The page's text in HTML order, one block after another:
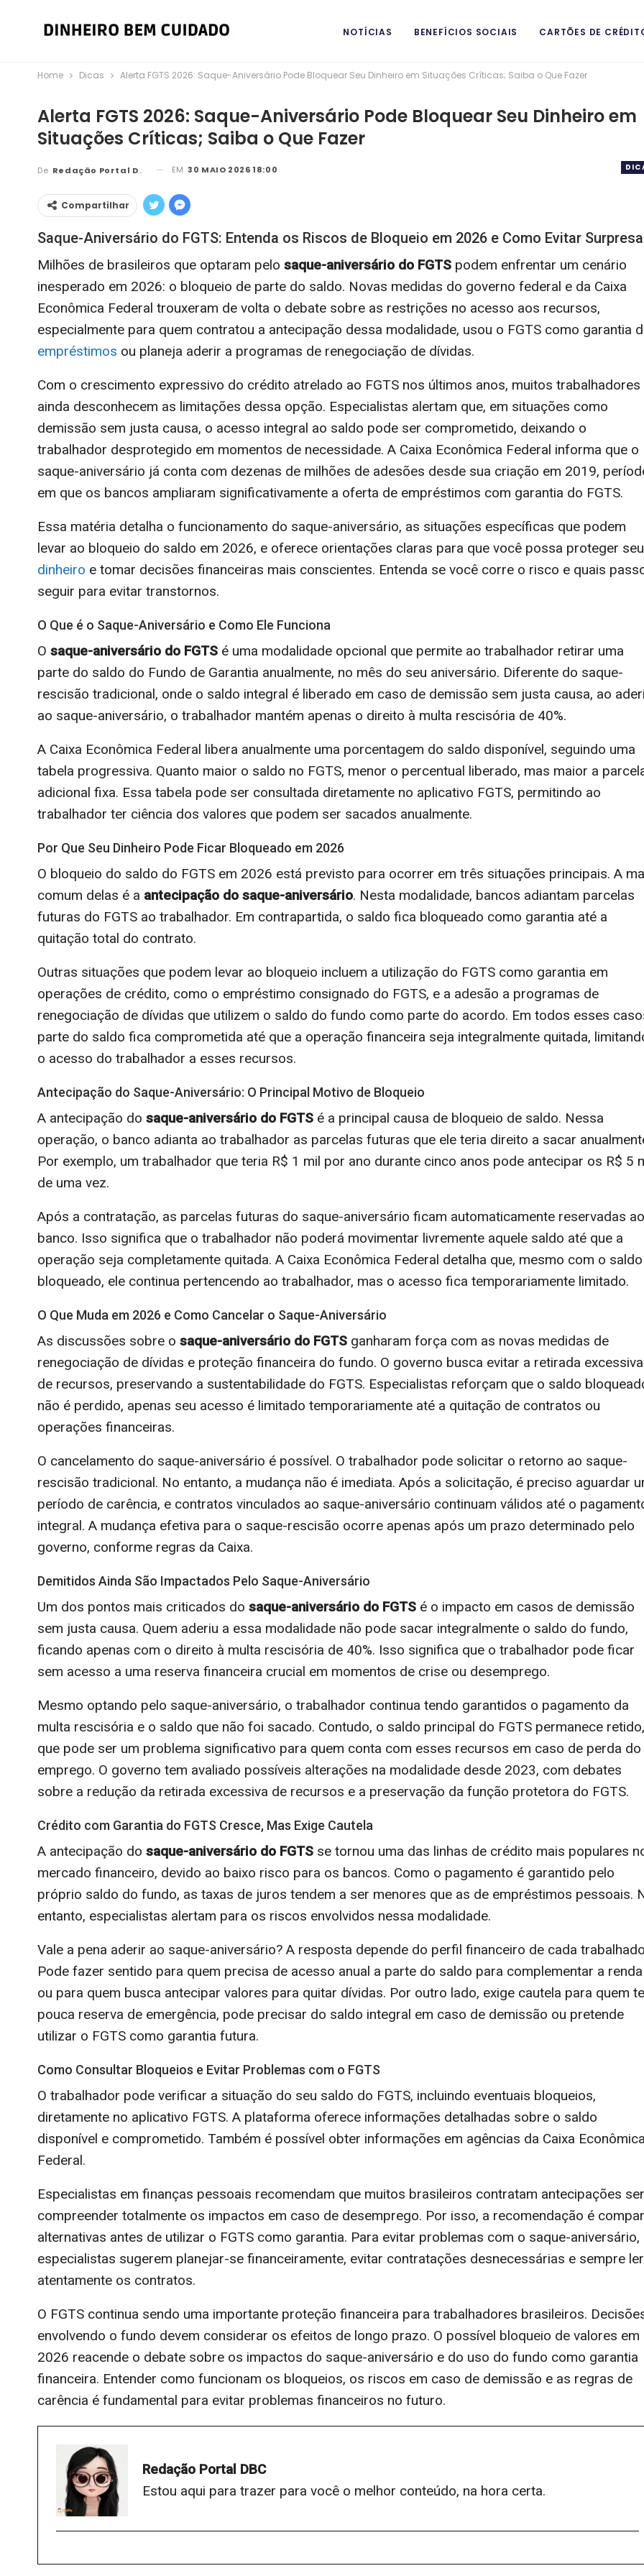
NOTÍCIAS BENEFÍCIOS SOCIAIS CARTÕES DE
Home Dicas Alerta FGTS 2026: Saque-Aniversário Pode Bloquear Seu Dinheiro em Situações Críticas; Saiba o Que Fazer
Alerta FGTS 2026: Saque-Aniversário Pode Bloquear Seu Dinheiro em
Situações Críticas; Saiba o Que Fazer
De Redação Portal DBC EM 30 MAIO 2026 18:00
Compartilhar
Saque-Aniversário do FGTS: Entenda os Riscos de Bloqueio em 2026 e Como Evitar
Milhões de brasileiros que optaram pelo saque-aniversário do FGTS podem enfrentar um cenário
inesperado em 2026: o bloqueio de parte do saldo. Novas medidas do governo federal e da Caixa
Econômica Federal trouxeram de volta o debate sobre as restrições no acesso aos recursos,
especialmente para quem contratou a antecipação dessa modalidade, usou o FGTS como garantia
empréstimos ou planeja aderir a programas de renegociação de dívidas.
Com o crescimento expressivo do crédito atrelado ao FGTS nos últimos anos, muitos trabalhadores
ainda desconhecem as limitações dessa opção. Especialistas alertam que, em situações como
demissão sem justa causa, o acesso integral ao saldo pode ser comprometido, deixando o
trabalhador desprotegido em momentos de necessidade. A Caixa Econômica Federal informa que o
saque-aniversário já conta com dezenas de milhões de adesões desde sua criação em 2019,
em que os bancos ampliaram significativamente a oferta de empréstimos com garantia do FGTS.
Essa matéria detalha o funcionamento do saque-aniversário, as situações específicas que podem
levar ao bloqueio do saldo em 2026, e oferece orientações claras para que você possa proteger seu
dinheiro e tomar decisões financeiras mais conscientes. Entenda se você corre o risco e quais
seguir para evitar transtornos.
O Que é o Saque-Aniversário e Como Ele Funciona
O saque-aniversário do FGTS é uma modalidade opcional que permite ao trabalhador retirar uma
parte do saldo do Fundo de Garantia anualmente, no mês do seu aniversário. Diferente do saque-
rescisão tradicional, onde o saldo integral é liberado em caso de demissão sem justa causa, ao
ao saque-aniversário, o trabalhador mantém apenas o direito à multa rescisória de 40%.
A Caixa Econômica Federal libera anualmente uma porcentagem do saldo disponível, seguindo uma
tabela progressiva. Quanto maior o saldo no FGTS, menor o percentual liberado, mas maior a
adicional fixa. Essa tabela pode ser consultada diretamente no aplicativo FGTS, permitindo ao
trabalhador ter ciência dos valores que podem ser sacados anualmente.
Por Que Seu Dinheiro Pode Ficar Bloqueado em 2026
O bloqueio do saldo do FGTS em 2026 está previsto para ocorrer em três situações principais. A
comum delas é a antecipação do saque-aniversário. Nesta modalidade, bancos adiantam parcelas
futuras do FGTS ao trabalhador. Em contrapartida, o saldo fica bloqueado como garantia até a
quitação total do contrato.
Outras situações que podem levar ao bloqueio incluem a utilização do FGTS como garantia em
operações de crédito, como o empréstimo consignado do FGTS, e a adesão a programas de
renegociação de dívidas que utilizem o saldo do fundo como parte do acordo. Em todos esses
parte do saldo fica comprometida até que a operação financeira seja integralmente quitada,
o acesso do trabalhador a esses recursos.
Antecipação do Saque-Aniversário: O Principal Motivo de Bloqueio
A antecipação do saque-aniversário do FGTS é a principal causa de bloqueio de saldo. Nessa
operação, o banco adianta ao trabalhador as parcelas futuras que ele teria direito a sacar
Por exemplo, um trabalhador que teria R$ 1 mil por ano durante cinco anos pode antecipar os R$ 5
de uma vez.
Após a contratação, as parcelas futuras do saque-aniversário ficam automaticamente reservadas ao
banco. Isso significa que o trabalhador não poderá movimentar livremente aquele saldo até que a
operação seja completamente quitada. A Caixa Econômica Federal detalha que, mesmo com o saldo
bloqueado, ele continua pertencendo ao trabalhador, mas o acesso fica temporariamente limitado.
O Que Muda em 2026 e Como Cancelar o Saque-Aniversário
As discussões sobre o saque-aniversário do FGTS ganharam força com as novas medidas de
renegociação de dívidas e proteção financeira do fundo. O governo busca evitar a retirada excessiva
de recursos, preservando a sustentabilidade do FGTS. Especialistas reforçam que o saldo
não é perdido, apenas seu acesso é limitado temporariamente até a quitação de contratos ou
operações financeiras.
O cancelamento do saque-aniversário é possível. O trabalhador pode solicitar o retorno ao saque-
rescisão tradicional. No entanto, a mudança não é imediata. Após a solicitação, é preciso aguardar
período de carência, e contratos vinculados ao saque-aniversário continuam válidos até o
integral. A mudança efetiva para o saque-rescisão ocorre apenas após um prazo determinado pelo
governo, conforme regras da Caixa.
Demitidos Ainda São Impactados Pelo Saque-Aniversário
Um dos pontos mais criticados do saque-aniversário do FGTS é o impacto em casos de demissão
sem justa causa. Quem aderiu a essa modalidade não pode sacar integralmente o saldo do fundo,
ficando apenas com o direito à multa rescisória de 40%. Isso significa que o trabalhador pode ficar
sem acesso a uma reserva financeira crucial em momentos de crise ou desemprego.
Mesmo optando pelo saque-aniversário, o trabalhador continua tendo garantidos o pagamento da
multa rescisória e o saldo que não foi sacado. Contudo, o saldo principal do FGTS permanece
que pode ser um problema significativo para quem conta com esses recursos em caso de perda do
emprego. O governo tem avaliado possíveis alterações na modalidade desde 2023, com debates
sobre a redução da retirada excessiva de recursos e a preservação da função protetora do FGTS.
Crédito com Garantia do FGTS Cresce, Mas Exige Cautela
A antecipação do saque-aniversário do FGTS se tornou uma das linhas de crédito mais populares
mercado financeiro, devido ao baixo risco para os bancos. Como o pagamento é garantido pelo
próprio saldo do fundo, as taxas de juros tendem a ser menores que as de empréstimos pessoais.
entanto, especialistas alertam para os riscos envolvidos nessa modalidade.
Vale a pena aderir ao saque-aniversário? A resposta depende do perfil financeiro de cada
Pode fazer sentido para quem precisa de acesso anual a parte do saldo para complementar a renda
ou para quem busca antecipar valores para quitar dívidas. Por outro lado, exige cautela para quem
pouca reserva de emergência, pode precisar do saldo integral em caso de demissão ou pretende
utilizar o FGTS como garantia futura.
Como Consultar Bloqueios e Evitar Problemas com o FGTS
O trabalhador pode verificar a situação do seu saldo do FGTS, incluindo eventuais bloqueios,
diretamente no aplicativo FGTS. A plataforma oferece informações detalhadas sobre o saldo
disponível e comprometido. Também é possível obter informações em agências da Caixa Econômica
Federal.
Especialistas em finanças pessoais recomendam que muitos brasileiros contratam antecipações
compreender totalmente os impactos em caso de desemprego. Por isso, a recomendação é
alternativas antes de utilizar o FGTS como garantia. Para evitar problemas com o saque-aniversário,
especialistas sugerem planejar-se financeiramente, evitar contratações desnecessárias e sempre ler
atentamente os contratos.
O FGTS continua sendo uma importante proteção financeira para trabalhadores brasileiros.
envolvendo o fundo devem considerar os efeitos de longo prazo. O possível bloqueio de valores em
2026 reacende o debate sobre os impactos do saque-aniversário e do uso do fundo como garantia
financeira. Entender como funcionam os bloqueios, os riscos em caso de demissão e as regras de
carência é fundamental para evitar problemas financeiros no futuro.
Redação Portal DBC
Estou aqui para trazer para você o melhor conteúdo, na hora certa.